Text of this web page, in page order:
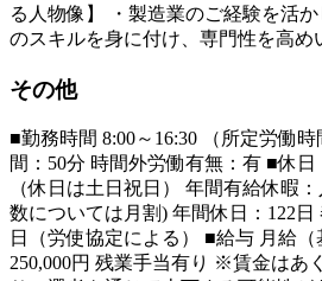
る人物像】 ・製造業のご経験を活
のスキルを身に付け、専門性を高め
その他
■勤務時間 8:00～16:30 （所定労働
間：50分 時間外労働有無：有 ■休日
（休日は土日祝日） 年間有給休暇
数については月割) 年間休日：122
日（労使協定による） ■給与 月給（
250,000円 残業手当有り ※賃金はあ